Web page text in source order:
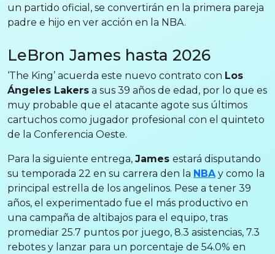
un partido oficial, se convertirán en la primera pareja
padre e hijo en ver acción en la NBA.
LeBron James hasta 2026
‘The King’ acuerda este nuevo contrato con Los
Ángeles Lakers a sus 39 años de edad, por lo que es
muy probable que el atacante agote sus últimos
cartuchos como jugador profesional con el quinteto
de la Conferencia Oeste.
Para la siguiente entrega, James estará disputando
su temporada 22 en su carrera den la NBAy como la
principal estrella de los angelinos. Pese a tener 39
años, el experimentado fue el más productivo en
una campaña de altibajos para el equipo, tras
promediar 25.7 puntos por juego, 8.3 asistencias, 7.3
rebotes y lanzar para un porcentaje de 54.0% en